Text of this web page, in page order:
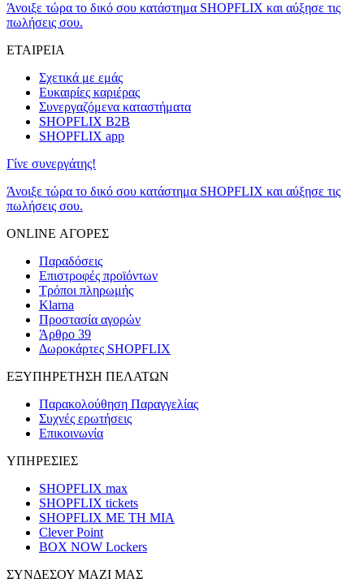
Άνοιξε τώρα το δικό σου κατάστημα SHOPFLIX και αύξησε τις
πωλήσεις σου.
ΕΤΑΙΡΕΙΑ
Σχετικά με εμάς
Ευκαιρίες καριέρας
Συνεργαζόμενα καταστήματα
SHOPFLIX B2B
SHOPFLIX app
Γίνε συνεργάτης!
Άνοιξε τώρα το δικό σου κατάστημα SHOPFLIX και αύξησε τις
πωλήσεις σου.
ONLINE ΑΓΟΡΕΣ
Παραδόσεις
Επιστροφές προϊόντων
Τρόποι πληρωμής
Klarna
Προστασία αγορών
Άρθρο 39
Δωροκάρτες SHOPFLIX
ΕΞΥΠΗΡΕΤΗΣΗ ΠΕΛΑΤΩΝ
Παρακολούθηση Παραγγελίας
Συχνές ερωτήσεις
Επικοινωνία
ΥΠΗΡΕΣΙΕΣ
SHOPFLIX max
SHOPFLIX tickets
SHOPFLIX ΜΕ ΤΗ ΜΙΑ
Clever Point
BOX NOW Lockers
ΣΥΝΔΕΣΟΥ ΜΑΖΙ ΜΑΣ